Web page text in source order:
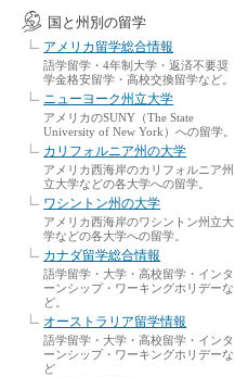
国と州別の留学
アメリカ留学総合情報
語学留学・4年制大学・返済不要奨
学金格安留学・高校交換留学など。
ニューヨーク州立大学
アメリカのSUNY（The State
University of New York）への留学。
カリフォルニア州の大学
アメリカ西海岸のカリフォルニア州
立大学などの各大学への留学。
ワシントン州の大学
アメリカ西海岸のワシントン州立大
学などの各大学への留学。
カナダ留学総合情報
語学留学・大学・高校留学・インタ
ーンシップ・ワーキングホリデーな
ど。
オーストラリア留学情報
語学留学・大学・高校留学・インタ
ーンシップ・ワーキングホリデーな
ど